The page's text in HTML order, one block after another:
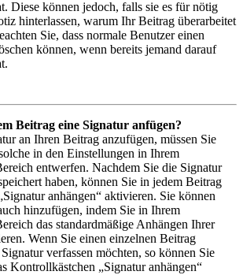
Diese können jedoch, falls sie es für nötig
hinterlassen, warum Ihr Beitrag überarbeitet
Sie, dass normale Benutzer einen
können, wenn bereits jemand darauf
Beitrag eine Signatur anfügen?
an Ihren Beitrag anzufügen, müssen Sie
in den Einstellungen in Ihrem
entwerfen. Nachdem Sie die Signatur
haben, können Sie in jedem Beitrag
anhängen“ aktivieren. Sie können
hinzufügen, indem Sie in Ihrem
das standardmäßige Anhängen Ihrer
Wenn Sie einen einzelnen Beitrag
verfassen möchten, so können Sie
Kontrollkästchen „Signatur anhängen“